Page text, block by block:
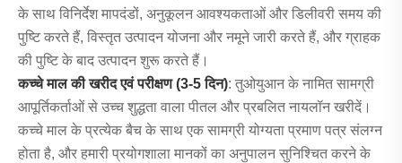
के साथ विनिर्देश मापदंडों, अनुकूलन आवश्यकताओं और डिलीवरी समय की
पुष्टि करते हैं, विस्तृत उत्पादन योजना और नमूने जारी करते हैं, और ग्राहक
की पुष्टि के बाद उत्पादन शुरू करते हैं।
कच्चे माल की खरीद एवं परीक्षण (3-5 दिन): तुओयुआन के नामित सामग्री
आपूर्तिकर्ताओं से उच्च शुद्धता वाला पीतल और प्रबलित नायलॉन खरीदें।
कच्चे माल के प्रत्येक बैच के साथ एक सामग्री योग्यता प्रमाण पत्र संलग्न
होता है, और हमारी प्रयोगशाला मानकों का अनुपालन सुनिश्चित करने के